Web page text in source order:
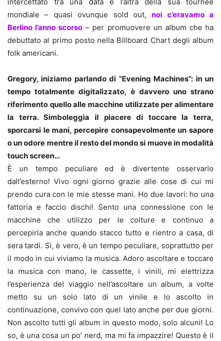
mondiale – quasi ovunque sold out,noi c’eravamo a
Berlino l’anno scorso – per promuovere un album che ha
debuttato al primo posto nella Billboard Chart degli album
folk americani.
Gregory, iniziamo parlando di “Evening Machines”: in un
tempo totalmente digitalizzato, è davvero uno strano
riferimento quello alle macchine utilizzate per alimentare
la terra. Simboleggia il piacere di toccare la terra,
sporcarsi le mani, percepire consapevolmente un sapore
o un odore mentre il resto del mondo si muove in modalità
touch screen…
È un tempo peculiare ed è divertente osservarlo
dall’esterno! Vivo ogni giorno grazie alle cose di cui mi
prendo cura con le mie stesse mani. Ho due lavori: ho una
fattoria e faccio dischi! Sento una connessione con le
macchine che utilizzo per le colture e continuo a
percepirla anche quando stacco tutto e rientro a casa, di
sera tardi. Sì, è vero, è un tempo peculiare, soprattutto per
il modo in cui viviamo la musica. Adoro ascoltare e toccare
la musica con mano, le cassette, i vinili, mi elettrizza
l’esperienza del viaggio nell’ascoltare un album, a volte
metto su un solo lato di un vinile e lo ascolto in
continuazione, convivo con quel lato anche per due giorni.
Non ascolto tutti gli album in questo modo, solo alcuni! Lo
so, è una cosa un po’ nerd, ma mi fa impazzire! Questo è il